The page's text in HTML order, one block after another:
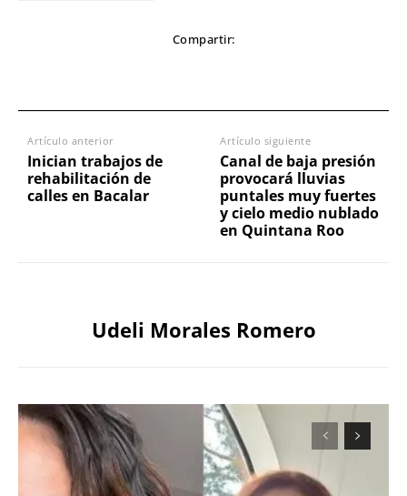
Compartir:
Artículo anterior
Inician trabajos de
rehabilitación de
calles en Bacalar
Artículo siguiente
Canal de baja presión
provocará lluvias
puntales muy fuertes
y cielo medio nublado
en Quintana Roo
Udeli Morales Romero